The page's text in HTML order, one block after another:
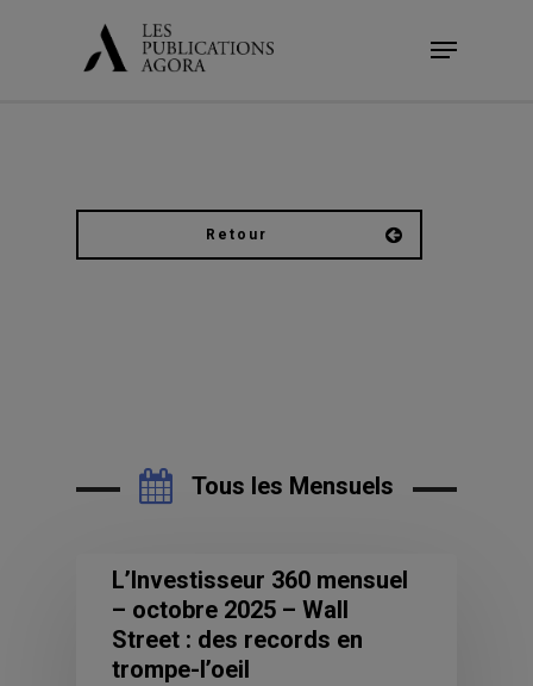
Menu
Retour
Tous les Mensuels
L’Investisseur 360 mensuel
– octobre 2025 – Wall
Street : des records en
trompe-l’oeil